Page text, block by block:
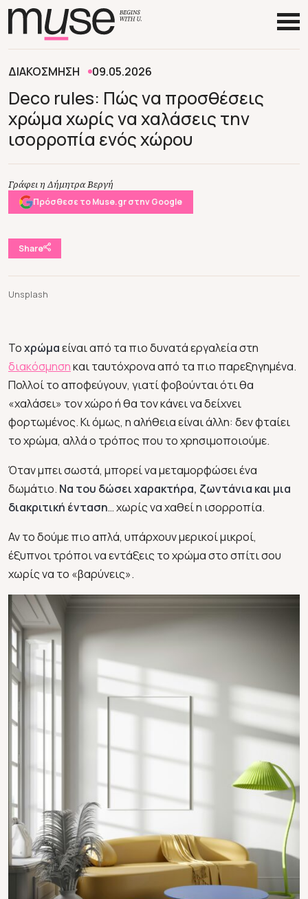
ΔΙΑΚΟΣΜΗΣΗ 09.05.2026
Deco rules: Πώς να προσθέσεις
χρώμα χωρίς να χαλάσεις την
ισορροπία ενός χώρου
Γράφει η Δήμητρα Βεργή
Πρόσθεσε το Muse.gr στην Google
Share
Unsplash
Τοχρώμαείναι από τα πιο δυνατά εργαλεία στη
διακόσμησηκαι ταυτόχρονα από τα πιο παρεξηγημένα.
Πολλοί το αποφεύγουν, γιατί φοβούνται ότι θα
«χαλάσει» τον χώρο ή θα τον κάνει να δείχνει
φορτωμένος. Κι όμως, η αλήθεια είναι άλλη: δεν φταίει
το χρώμα, αλλά ο τρόπος που το χρησιμοποιούμε.
Όταν μπει σωστά, μπορεί να μεταμορφώσει ένα
δωμάτιο. Να του δώσει χαρακτήρα, ζωντάνια και μια
διακριτική ένταση… χωρίς να χαθεί η ισορροπία.
Αν το δούμε πιο απλά, υπάρχουν μερικοί μικροί,
έξυπνοι τρόποι να εντάξεις το χρώμα στο σπίτι σου
χωρίς να το «βαρύνεις».